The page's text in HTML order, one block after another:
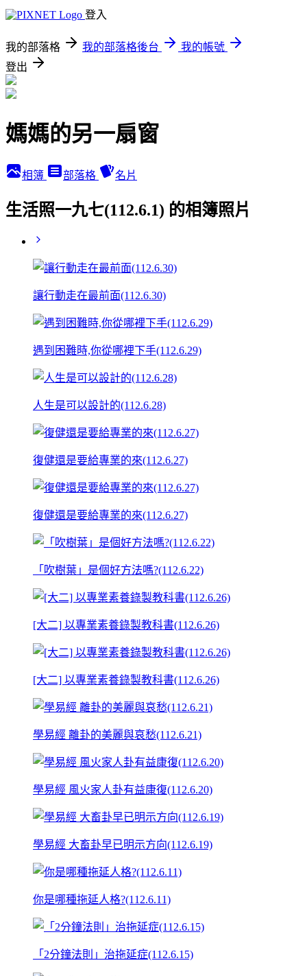
登入
我的部落格 我的部落格後台
我的帳號
登出
媽媽的另一扇窗
相簿 部落格 名片
生活照一九七(112.6.1) 的相簿照片
讓行動走在最前面(112.6.30)
遇到困難時,你從哪裡下手(112.6.29)
人生是可以設計的(112.6.28)
復健還是要給專業的來(112.6.27)
復健還是要給專業的來(112.6.27)
「吹樹葉」是個好方法嗎?(112.6.22)
[大二] 以專業素養錄製教科書(112.6.26)
[大二] 以專業素養錄製教科書(112.6.26)
學易經 離卦的美麗與哀愁(112.6.21)
學易經 風火家人卦有益康復(112.6.20)
學易經 大畜卦早已明示方向(112.6.19)
你是哪種拖延人格?(112.6.11)
「2分鐘法則」治拖延症(112.6.15)